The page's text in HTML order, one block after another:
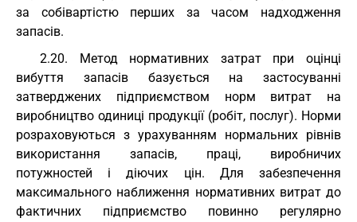
за собівартістю перших за часом надходження
запасів.
2.20. Метод нормативних затрат при оцінці
вибуття запасів базується на застосуванні
затверджених підприємством норм витрат на
виробництво одиниці продукції (робіт, послуг). Норми
розраховуються з урахуванням нормальних рівнів
використання запасів, праці, виробничих
потужностей і діючих цін. Для забезпечення
максимального наближення нормативних витрат до
фактичних підприємство повинно регулярно